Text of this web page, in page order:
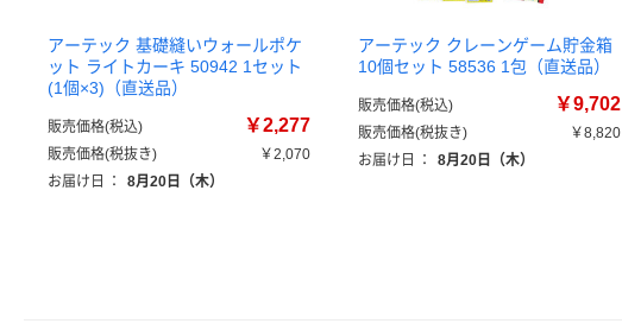
アーテック 基礎縫いウォールポケ
ット ライトカーキ 50942 1セット
(1個×3)（直送品）
販売価格(税込) ￥2,277
販売価格(税抜き)
￥2,070
お届け日
： 8月20日（木）
アーテック クレーンゲーム貯金箱
10個セット 58536 1包（直送品）
販売価格(税込) ￥9,702
販売価格(税抜き)
￥8,820
お届け日
： 8月20日（木）